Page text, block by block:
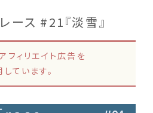
ース #21『淡雪』
フィリエイト広告を
ています。